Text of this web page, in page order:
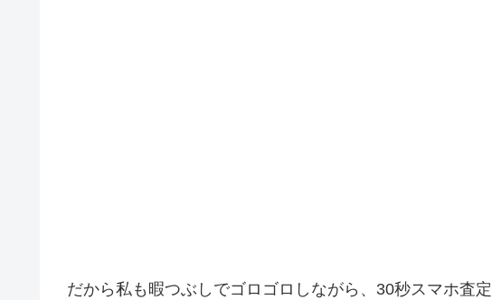
だから私も暇つぶしでゴロゴロしながら、30秒スマホ査